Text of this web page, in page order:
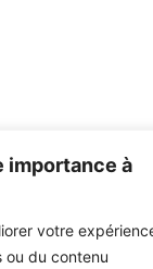
importance à
votre
du contenu